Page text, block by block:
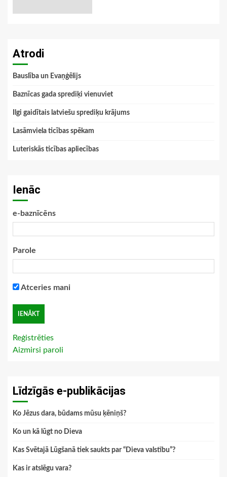
Atrodi
Bauslība un Evaņģēlijs
Baznīcas gada sprediķi vienuviet
Ilgi gaidītais latviešu sprediķu krājums
Lasāmviela ticības spēkam
Luteriskās ticības apliecības
Ienāc
e-baznīcēns
Parole
Atceries mani
Reģistrēties
Aizmirsi paroli
Līdzīgās e-publikācijas
Ko Jēzus dara, būdams mūsu ķēniņš?
Ko un kā lūgt no Dieva
Kas Svētajā Lūgšanā tiek saukts par “Dieva valstību”?
Kas ir atslēgu vara?